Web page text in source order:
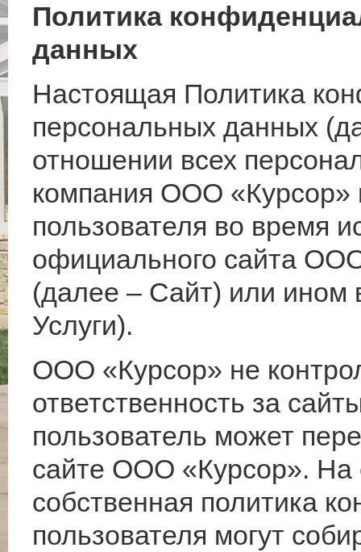
Политика
данных
Настоящая Политика
персональных данных
отношении всех
компания ООО «Курсор»
пользователя во время
официального сайта
(далее – Сайт) или ином
Услуги).
ООО «Курсор» не
ответственность за
пользователь может
сайте ООО «Курсор». На
собственная политика
пользователя могут